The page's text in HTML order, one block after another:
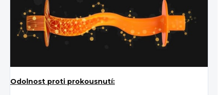
Odolnost proti prokousnutí: